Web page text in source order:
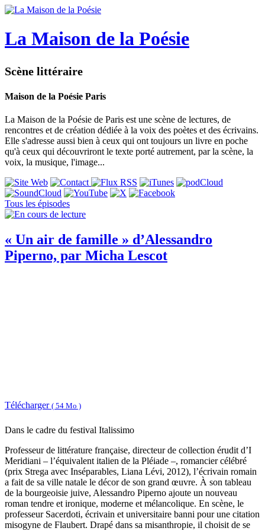
La Maison de la Poésie
Scène littéraire
Maison de la Poésie Paris
La Maison de la Poésie de Paris est une scène de lectures, de
rencontres et de création dédiée à la voix des poètes et des écrivains.
Elle s'adresse aussi bien à ceux qui ont toujours un livre en poche
qu'à ceux qui découvriront le texte porté autrement, par la scène, la
voix, la musique, l'image...
Tous les épisodes
« Un air de famille » d’Alessandro
Piperno, par Micha Lescot
Télécharger ( 54 Mo )
Dans le cadre du festival Italissimo
Professeur de littérature française, directeur de collection érudit d’I
Meridiani – l’équivalent italien de la Pléiade –, romancier célébré
(prix Strega avec Inséparables, Liana Lévi, 2012), l’écrivain romain
a fait de sa ville natale le décor de son grand œuvre. À son tableau
de la bourgeoisie juive, Alessandro Piperno ajoute un nouveau
roman tendre et ironique, moderne et mélancolique. En scène, le
professeur Sacerdoti, écrivain et universitaire banni pour une citation
misogyne de Flaubert. Drapé dans sa misanthropie, il choisit de se